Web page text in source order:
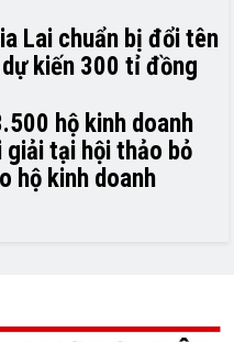
Lai chuẩn bị đổi tên
kiến 300 tỉ đồng
hộ kinh doanh
giải tại hội thảo bỏ
hộ kinh doanh